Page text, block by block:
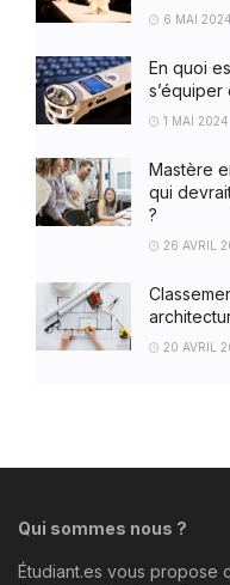
6 MAI 2024
En quoi
s’équiper
1 MAI 2024
Mastère
qui
?
26 AVRIL
20 AVRIL
Qui sommes nous ?
Étudiant.es vous propose